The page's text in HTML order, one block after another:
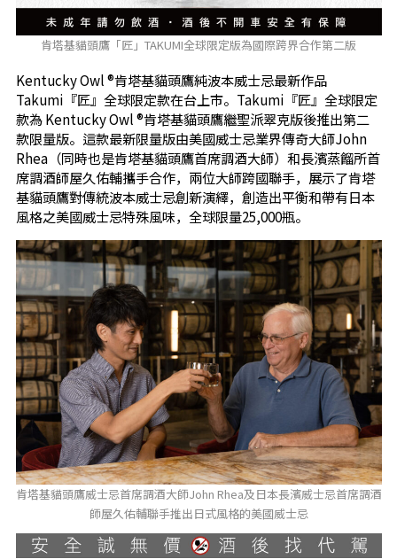
肯塔基貓頭鷹「匠」TAKUMI全球限定版為國際跨界合作第二版
Kentucky Owl ®肯塔基貓頭鷹純波本威士忌最新作品
Takumi『匠』全球限定款在台上市。Takumi『匠』全球限定
款為 Kentucky Owl ®肯塔基貓頭鷹繼聖派翠克版後推出第二
款限量版。這款最新限量版由美國威士忌業界傳奇大師John
Rhea（同時也是肯塔基貓頭鷹首席調酒大師）和長濱蒸餾所首
席調酒師屋久佑輔攜手合作，兩位大師跨國聯手，展示了肯塔
基貓頭鷹對傳統波本威士忌創新演繹，創造出平衡和帶有日本
風格之美國威士忌特殊風味，全球限量25,000瓶。
肯塔基貓頭鷹威士忌首席調酒大師John Rhea及日本長濱威士忌首席調酒
師屋久佑輔聯手推出日式風格的美國威士忌